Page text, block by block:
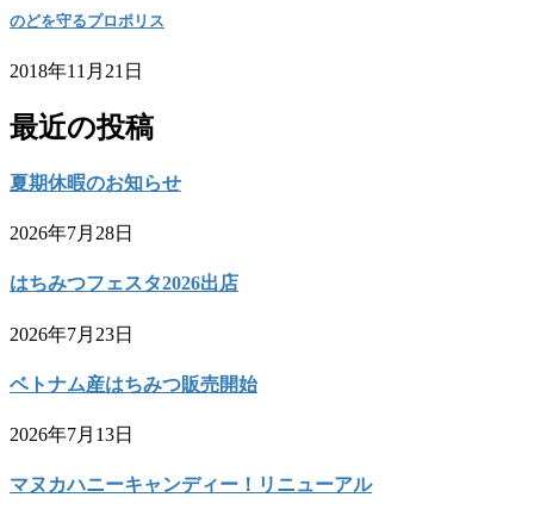
のどを守るプロポリス
2018年11月21日
最近の投稿
夏期休暇のお知らせ
2026年7月28日
はちみつフェスタ2026出店
2026年7月23日
ベトナム産はちみつ販売開始
2026年7月13日
マヌカハニーキャンディー！リニューアル